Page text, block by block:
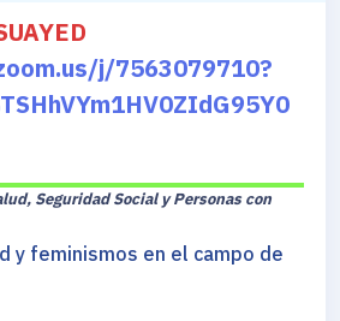
j/7563079710?
Seguridad Social y Personas con
y feminismos en el campo de